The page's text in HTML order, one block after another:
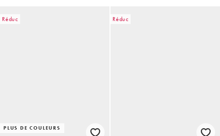
Réduc
PLUS DE COULEURS
Réduc